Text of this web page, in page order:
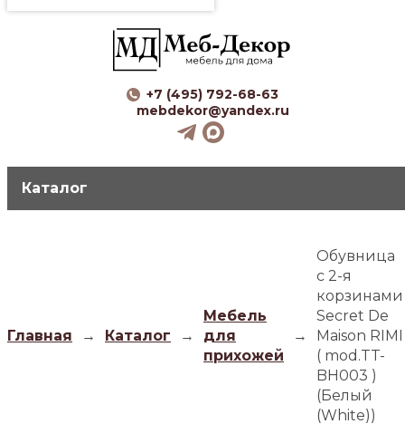
+7 (495) 792-68-63
mebdekor@yandex.ru
Каталог
Главная → Каталог →
Мебель
для
прихожей
→
Обувница
с 2-я
корзинами
Secret De
Maison RIMI
( mod.TT-
BH003 )
(Белый
(White))